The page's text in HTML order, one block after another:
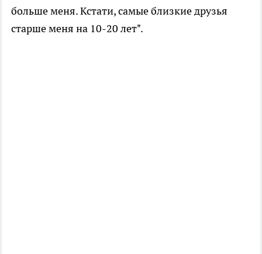
больше меня. Кстати, самые близкие друзья
старше меня на 10-20 лет".